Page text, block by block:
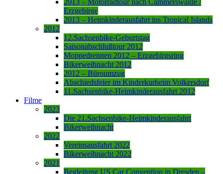
Erzgebirge
2013 – Heimkinderausfahrt ins Tropical Islands
2012
12.Sachsenbike-Geburtstag
Saisonabschlußtour 2012
Moppedrennen 2012 – Erzgebirgsring
Bikerweihnacht 2012
2012 – Büroumzug
Abschiedsfeier im Kinderkurheim Volkersdorf
11.Sachsenbike-Heimkinderausfahrt 2012
Filme
2023
Die 21.Sachsenbike-Heimkinderausfahrt
Bikerweihnacht
2022
Vereinsausfahrt 2022
Bikerweihnacht 2022
2021
Begleitung US Car Convention in Dresden –